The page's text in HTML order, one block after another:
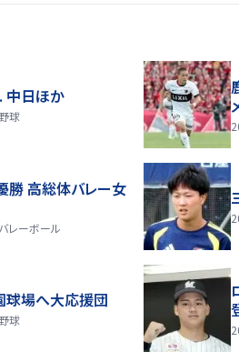
中日ほか
野球
勝 高総体バレー女
バレーボール
球場へ大応援団
野球